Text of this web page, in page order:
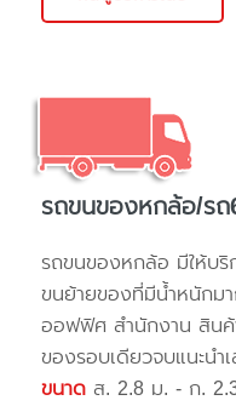
รถขนของหกล้อ/ร
รถขนของหกล้อ มีให้บริ
ขนย้ายของที่มีน้ำหนักม
ออฟฟิศ สำนักงาน สิน
ของรอบเดียวจบแนะนำ
ขนาด ส. 2.8 ม. - ก.